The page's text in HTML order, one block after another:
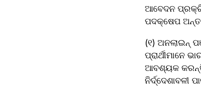
ଆବେଦନ
ପଦକ୍ଷେପ
(୧) ଅନଲାଇନ୍
ପ୍ରାର୍ଥୀମାନେ
ଆବଶ୍ୟକ
ନିର୍ଦ୍ଦେଶାବଳୀ